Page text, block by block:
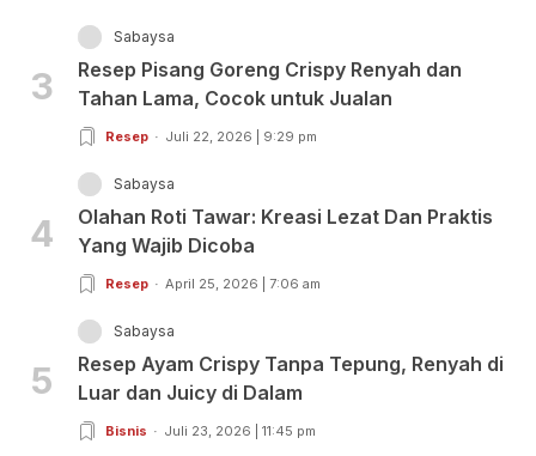
3
Sabaysa
Resep Pisang Goreng Crispy Renyah dan
Tahan Lama, Cocok untuk Jualan
Resep Juli 22, 2026 | 9:29 pm
4
Sabaysa
Olahan Roti Tawar: Kreasi Lezat Dan Praktis
Yang Wajib Dicoba
Resep April 25, 2026 | 7:06 am
5
Sabaysa
Resep Ayam Crispy Tanpa Tepung, Renyah di
Luar dan Juicy di Dalam
Bisnis Juli 23, 2026 | 11:45 pm